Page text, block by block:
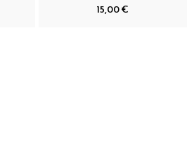
15,00 €